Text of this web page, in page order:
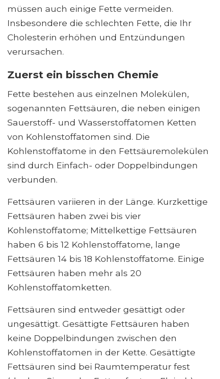
müssen auch einige Fette vermeiden.
Insbesondere die schlechten Fette, die Ihr
Cholesterin erhöhen und Entzündungen
verursachen.
Zuerst ein bisschen Chemie
Fette bestehen aus einzelnen Molekülen,
sogenannten Fettsäuren, die neben einigen
Sauerstoff- und Wasserstoffatomen Ketten
von Kohlenstoffatomen sind. Die
Kohlenstoffatome in den Fettsäuremolekülen
sind durch Einfach- oder Doppelbindungen
verbunden.
Fettsäuren variieren in der Länge. Kurzkettige
Fettsäuren haben zwei bis vier
Kohlenstoffatome; Mittelkettige Fettsäuren
haben 6 bis 12 Kohlenstoffatome, lange
Fettsäuren 14 bis 18 Kohlenstoffatome. Einige
Fettsäuren haben mehr als 20
Kohlenstoffatomketten.
Fettsäuren sind entweder gesättigt oder
ungesättigt. Gesättigte Fettsäuren haben
keine Doppelbindungen zwischen den
Kohlenstoffatomen in der Kette. Gesättigte
Fettsäuren sind bei Raumtemperatur fest